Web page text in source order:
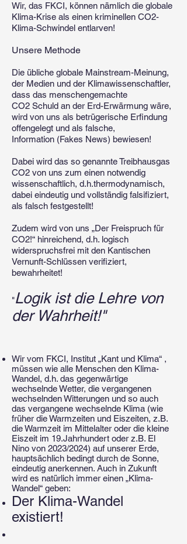
Wir, das FKCI, können nämlich die globale
Klima-Krise als einen kriminellen CO2-
Klima-Schwindel entlarven!
​Unsere Methode
Die übliche globale Mainstream-Meinung,
der Medien und der Klimawissenschaftler,
dass das menschengemachte
CO2 Schuld an der Erd-Erwärmung wäre,
wird von uns als betrügerische Erfindung
offengelegt und als falsche,
Information (Fakes News) bewiesen!
Dabei wird das so genannte Treibhausgas
CO2 von uns zum einen notwendig
wissenschaftlich, d.h.thermodynamisch,
dabei eindeutig und vollständig falsifiziert,
als falsch festgestellt!
Zudem wird von uns „Der Freispruch für
CO2!“ hinreichend, d.h. logisch
widerspruchsfrei mit den Kantischen
Vernunft-Schlüssen verifiziert,
bewahrheitet!
"Logik ist die Lehre von
der Wahrheit!"
Wir vom FKCI, Institut „Kant und Klima“ ,
müssen wie alle Menschen den Klima-
Wandel, d.h. das gegenwärtige
wechselnde Wetter, die vergangenen
wechselnden Witterungen und so auch
das vergangene wechselnde Klima (wie
früher die Warmzeiten und Eiszeiten, z.B.
die Warmzeit im Mittelalter oder die kleine
Eiszeit im 19.Jahrhundert oder z.B. El
Nino von 2023/2024) auf unserer Erde,
hauptsächlich bedingt durch de Sonne,
eindeutig anerkennen. Auch in Zukunft
wird es natürlich immer einen „Klima-
Wandel“ geben:
Der Klima-Wandel
existiert!